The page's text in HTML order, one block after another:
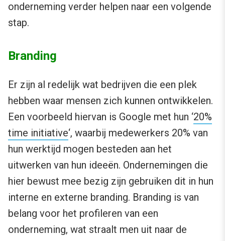
onderneming verder helpen naar een volgende
stap.
Branding
Er zijn al redelijk wat bedrijven die een plek
hebben waar mensen zich kunnen ontwikkelen.
Een voorbeeld hiervan is Google met hun ‘20%
time initiative‘, waarbij medewerkers 20% van
hun werktijd mogen besteden aan het
uitwerken van hun ideeën. Ondernemingen die
hier bewust mee bezig zijn gebruiken dit in hun
interne en externe branding. Branding is van
belang voor het profileren van een
onderneming, wat straalt men uit naar de